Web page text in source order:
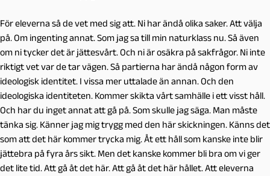
För eleverna så de vet med sig att. Ni har ändå olika saker. Att välja
på. Om ingenting annat. Som jag sa till min naturklass nu. Så även
om ni tycker det är jättesvårt. Och ni är osäkra på sakfrågor. Ni inte
riktigt vet var de tar vägen. Så partierna har ändå någon form av
ideologisk identitet. I vissa mer uttalade än annan. Och den
ideologiska identiteten. Kommer skikta vårt samhälle i ett visst håll.
Och har du inget annat att gå på. Som skulle jag säga. Man måste
tänka sig. Känner jag mig trygg med den här skickningen. Känns det
som att det här kommer trycka mig. Åt ett håll som kanske inte blir
jättebra på fyra års sikt. Men det kanske kommer bli bra om vi ger
det lite tid. Att gå åt det här. Att gå åt det här hållet. Att eleverna